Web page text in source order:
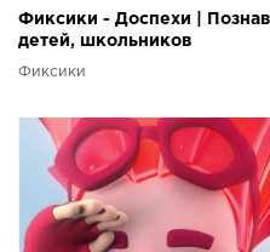
Фиксики - Доспехи |
детей, школьников
Фиксики